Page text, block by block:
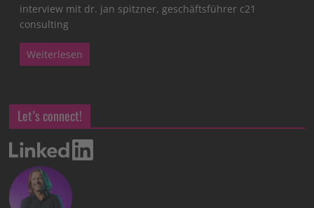
interview mit dr. jan spitzner, geschäftsführer c21
consulting
Weiterlesen
Let’s connect!